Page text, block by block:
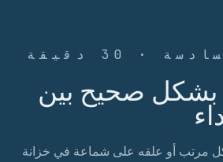
· 30 دقيقة
بشكل صحيح بين
مرتب أو علقه على شماعة في خزانة